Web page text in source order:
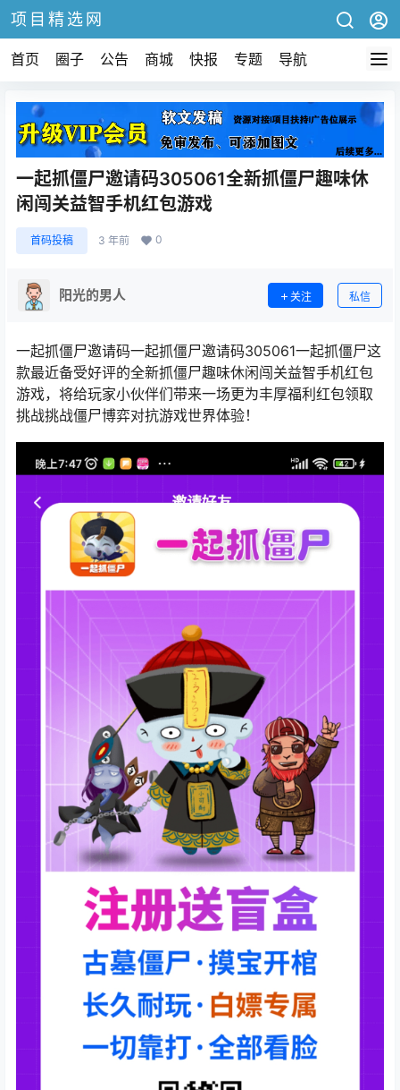
项目精选网
首页 圈子 公告 商城 快报 专题 导航
一起抓僵尸邀请码305061全新抓僵尸趣味休
闲闯关益智手机红包游戏
首码投稿 3 年前 0
阳光的男人 关注 私信
一起抓僵尸邀请码一起抓僵尸邀请码305061一起抓僵尸这
款最近备受好评的全新抓僵尸趣味休闲闯关益智手机红包
游戏，将给玩家小伙伴们带来一场更为丰厚福利红包领取
挑战挑战僵尸博弈对抗游戏世界体验！